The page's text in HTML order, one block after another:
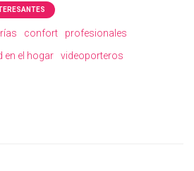
confort
profesionales
en el hogar videoporteros